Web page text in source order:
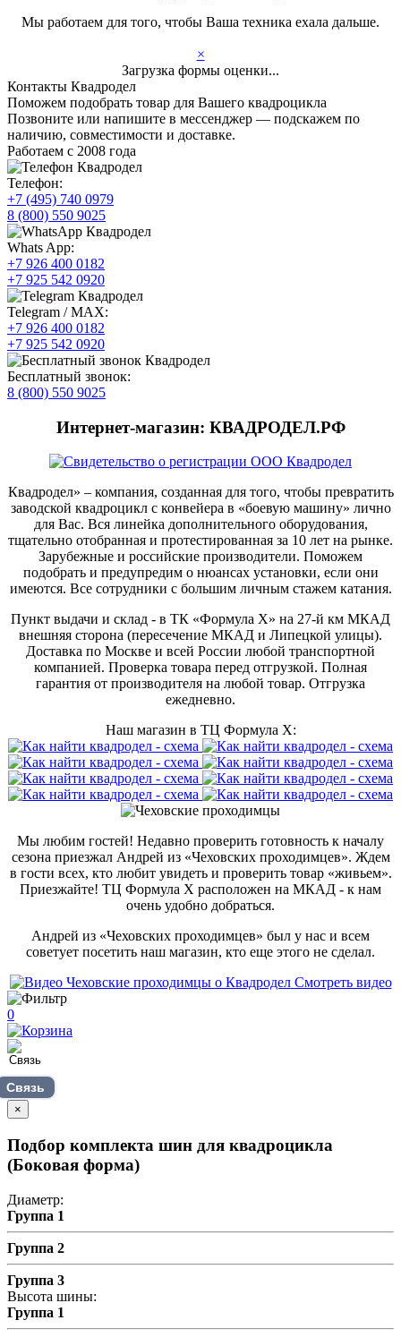
Мы работаем для того, чтобы Ваша техника ехала дальше.
×
Загрузка формы оценки...
Контакты Квадродел
Поможем подобрать товар для Вашего квадроцикла
Позвоните или напишите в мессенджер — подскажем по
наличию, совместимости и доставке.
Работаем с 2008 года
Телефон:
+7 (495) 740 0979
8 (800) 550 9025
Whats App:
+7 926 400 0182
+7 925 542 0920
Telegram / MAX:
+7 926 400 0182
+7 925 542 0920
Бесплатный звонок:
8 (800) 550 9025
Интернет-магазин: КВАДРОДЕЛ.РФ
Квадродел» – компания, созданная для того, чтобы превратить
заводской квадроцикл с конвейера в «боевую машину» лично
для Вас. Вся линейка дополнительного оборудования,
тщательно отобранная и протестированная за 10 лет на рынке.
Зарубежные и российские производители. Поможем
подобрать и предупредим о нюансах установки, если они
имеются. Все сотрудники с большим личным стажем катания.
Пункт выдачи и склад - в ТК «Формула X» на 27-й км МКАД
внешняя сторона (пересечение МКАД и Липецкой улицы).
Доставка по Москве и всей России любой транспортной
компанией. Проверка товара перед отгрузкой. Полная
гарантия от производителя на любой товар. Отгрузка
ежедневно.
Наш магазин в ТЦ Формула Х:
Мы любим гостей! Недавно проверить готовность к началу
сезона приезжал Андрей из «Чеховских проходимцев». Ждем
в гости всех, кто любит увидеть и проверить товар «живьем».
Приезжайте! ТЦ Формула Х расположен на МКАД - к нам
очень удобно добраться.
Андрей из «Чеховских проходимцев» был у нас и всем
советует посетить наш магазин, кто еще этого не сделал.
Смотреть видео
0
Связь
×
Подбор комплекта шин для квадроцикла
(Боковая форма)
Диаметр:
Группа 1
Группа 2
Группа 3
Высота шины:
Группа 1